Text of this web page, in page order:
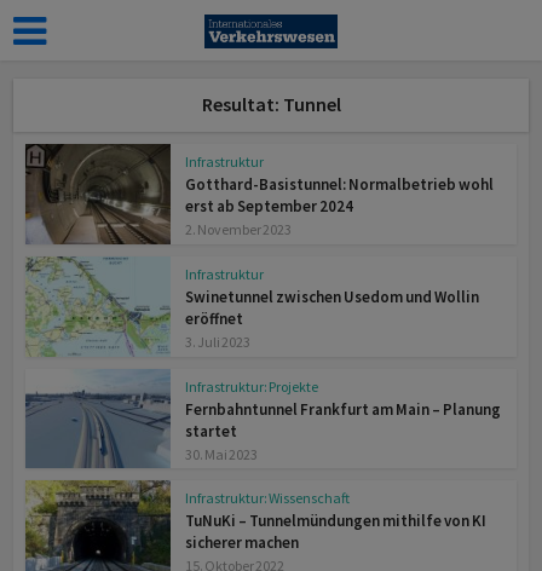
Resultat: Tunnel
Infrastruktur
Gotthard-Basistunnel: Normal­betrieb wohl
erst ab September 2024
2. November 2023
Infrastruktur
Swinetunnel zwischen Usedom und Wollin
eröffnet
3. Juli 2023
Infrastruktur: Projekte
Fernbahntunnel Frankfurt am Main – Planung
startet
30. Mai 2023
Infrastruktur: Wissenschaft
TuNuKi – Tunnelmündungen mithilfe von KI
sicherer machen
15. Oktober 2022